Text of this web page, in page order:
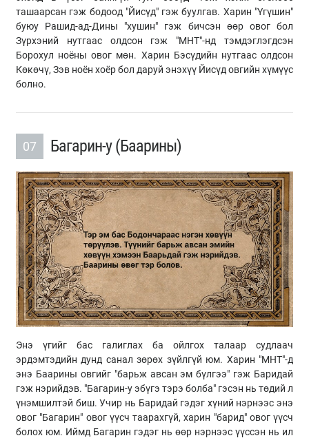
ташаарсан гэж бодоод "Йисүд" гэж буулгав. Харин "Үгүшин"
буюу Рашид-ад-Дины "хушин" гэж бичсэн өөр овог бол
Зүрхэний нутгаас олдсон гэж "МНТ"-нд тэмдэглэгдсэн
Борохул ноёны овог мөн. Харин Бэсүдийн нутгаас олдсон
Көкөчү, Зэв ноён хоёр бол даруй энэхүү Йисүд овгийн хүмүүс
болно.
07 Багарин-у (Баарины)
Энэ үгийг бас галиглах ба ойлгох талаар судлаач
эрдэмтэдийн дунд санал зөрөх зүйлгүй юм. Харин "МНТ"-д
энэ Баарины овгийг "барьж авсан эм бүлгээ" гэж Баридай
гэж нэрийдэв. "Багарин-у эбүгэ тэрэ болба" гэсэн нь төдий л
үнэмшилтэй биш. Учир нь Баридай гэдэг хүний нэрнээс энэ
овог "Багарин" овог үүсч таарахгүй, харин "барид" овог үүсч
болох юм. Иймд Багарин гэдэг нь өөр нэрнээс үүссэн нь ил